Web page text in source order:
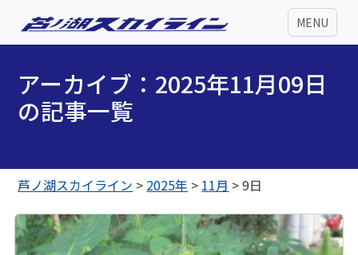
MENU
アーカイブ：2025年11月09日
の記事一覧
芦ノ湖スカイライン > 2025年 > 11月 >9日